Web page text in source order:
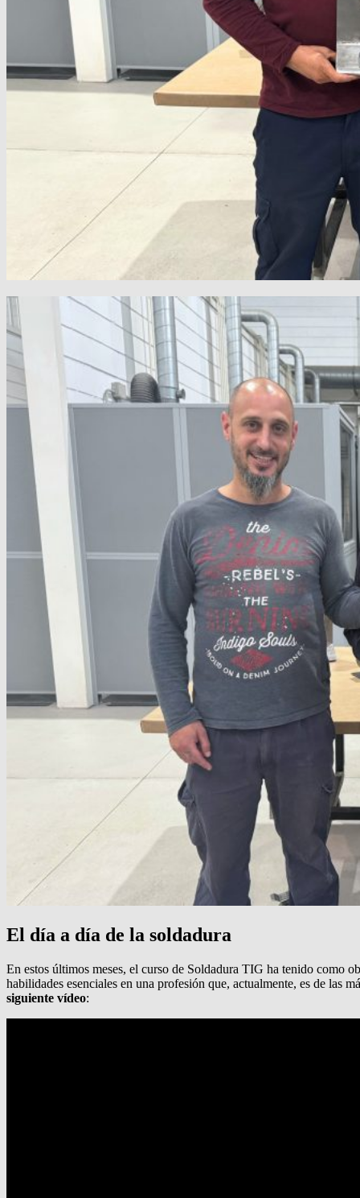
El día a día de la soldadura
En estos últimos meses, el curso de Soldadura TIG ha tenido como
habilidades esenciales en una profesión que, actualmente, es de las
siguiente vídeo: